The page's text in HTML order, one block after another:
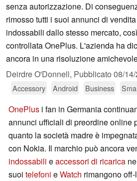
senza autorizzazione. Di
rimosso tutti i suoi annunci di
indossabili dallo stesso mercato,
controllata OnePlus. L'azienda ha
ancora in una risoluzione
Deirdre O'Donnell, Pubblicato 08/
Accessory
Android Business
OnePlus i fan in Germania
annunci ufficiali di preordine online
quanto la società madre è
con Nokia. Il marchio può ancora
indossabili eaccessori di ricarica
suoi telefoni eWatch rimangono